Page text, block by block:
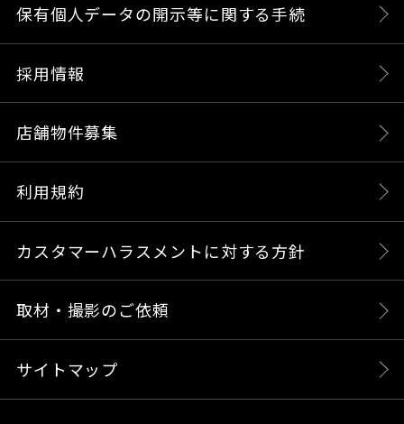
保有個人データの開示等に関する手続
採用情報
店舗物件募集
利用規約
カスタマーハラスメントに対する方針
取材・撮影のご依頼
サイトマップ